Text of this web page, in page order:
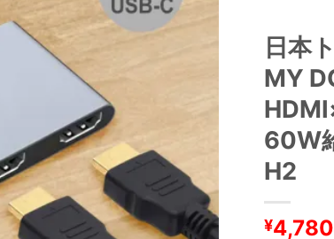
日本
MY
60W
H2
¥4,780